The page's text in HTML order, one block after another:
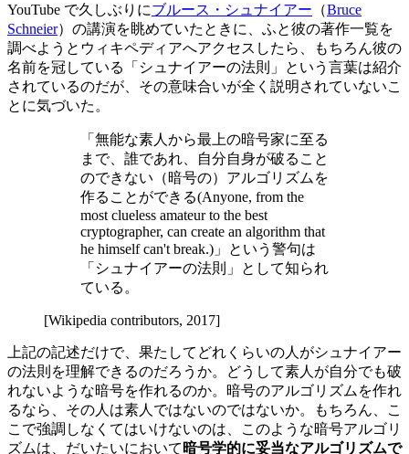
YouTube で久しぶりにブルース・シュナイアー （Bruce
Schneier）の講演を眺めていたときに、ふと彼の著作一覧を
調べようとウィキペディアへアクセスしたら、もちろん彼の
名前を冠している「シュナイアーの法則」という言葉は紹介
されているのだが、その意味合いが全く説明されていないこ
とに気づいた。
「無能な素人から最上の暗号家に至る
まで、誰であれ、自分自身が破ること
のできない（暗号の）アルゴリズムを
作ることができる(Anyone, from the
most clueless amateur to the best
cryptographer, can create an algorithm that
he himself can't break.)」という警句は
「シュナイアーの法則」として知られ
ている。
[Wikipedia contributors, 2017]
上記の記述だけで、果たしてどれくらいの人がシュナイアー
の法則を理解できるのだろうか。どうして素人が自分でも破
れないような暗号を作れるのか。暗号のアルゴリズムを作れ
るなら、その人は素人ではないのではないか。もちろん、こ
こで強調しなくてはいけないのは、このような暗号アルゴリ
ズムは、だいたいにおいて 暗号学的に妥当なアルゴリズムで